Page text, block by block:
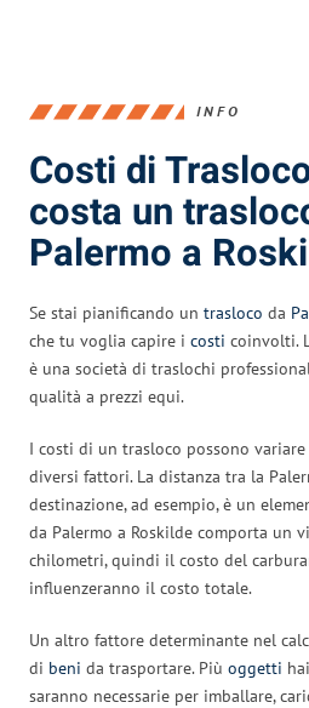
INFO
Costi di
costa un
Palermo a
Se stai pianificando un trasloco da
che tu voglia capire i costi coinvolti.
è una società di traslochi
qualità a prezzi equi.
I costi di un trasloco possono
diversi fattori. La distanza tra la
destinazione, ad esempio, è un
da Palermo a Roskilde comporta un
chilometri, quindi il costo del
influenzeranno il costo totale.
Un altro fattore determinante nel
di beni da trasportare. Più oggetti
saranno necessarie per imballare,